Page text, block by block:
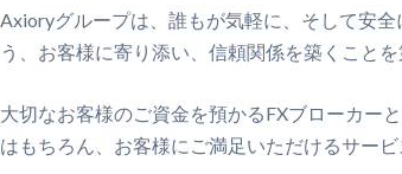
Axioryグループは、誰もが気軽に、そして安
う、お客様に寄り添い、信頼関係を築くこと
大切なお客様のご資金を預かるFXブローカー
はもちろん、お客様にご満足いただけるサー